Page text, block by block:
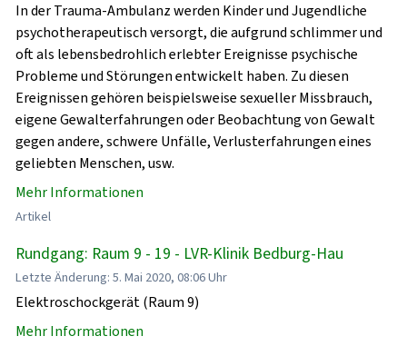
In der Trauma-Ambulanz werden Kinder und Jugendliche
psychotherapeutisch versorgt, die aufgrund schlimmer und
oft als lebensbedrohlich erlebter Ereignisse psychische
Probleme und Störungen entwickelt haben. Zu diesen
Ereignissen gehören beispielsweise sexueller Missbrauch,
eigene Gewalterfahrungen oder Beobachtung von Gewalt
gegen andere, schwere Unfälle, Verlusterfahrungen eines
geliebten Menschen, usw.
Mehr Informationen
Artikel
Rundgang: Raum 9 - 19 - LVR-Klinik Bedburg-Hau
Letzte Änderung: 5. Mai 2020, 08:06 Uhr
Elektroschockgerät (Raum 9)
Mehr Informationen